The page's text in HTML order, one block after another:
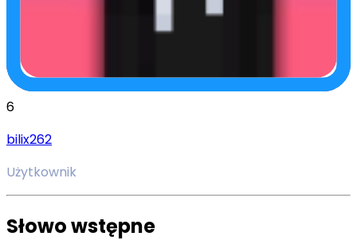
6
bilix262
Użytkownik
Słowo wstępne